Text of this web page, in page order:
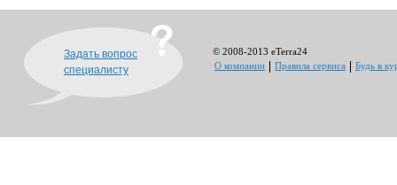
Задать вопрос
специалисту
© 2008-2013 eTerra24
О компании
Правила сервиса Будь в